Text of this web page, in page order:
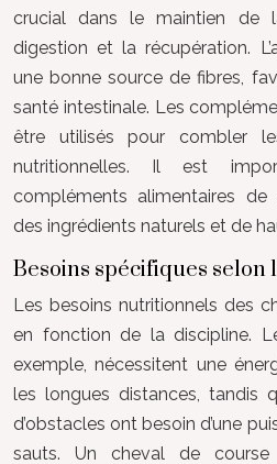
crucial dans le maintien de
digestion et la récupération.
une bonne source de fibres,
santé intestinale. Les
être utilisés pour combler
nutritionnelles. Il est
compléments alimentaires de
des ingrédients naturels et de
Besoins spécifiques selon
Les besoins nutritionnels des
en fonction de la discipline.
exemple, nécessitent une
les longues distances, tandis
d’obstacles ont besoin d’une
sauts. Un cheval de